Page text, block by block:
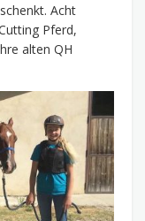
Acht
Pferd,
alten QH